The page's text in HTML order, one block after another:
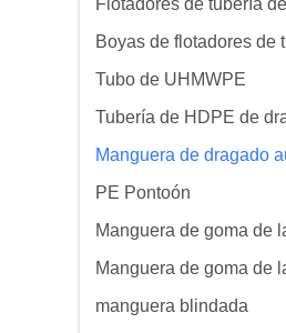
Flotadores de tubería
Boyas de flotadores de
Tubo de UHMWPE
Tubería de HDPE de
Manguera de dragado
PE Pontoón
Manguera de goma de
Manguera de goma de
manguera blindada